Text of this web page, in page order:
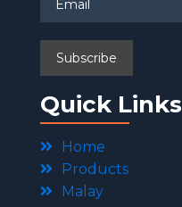
Quick Links
Home
Products
Malay